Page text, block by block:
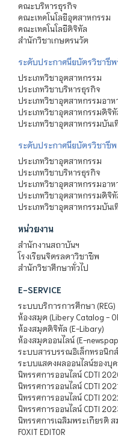
คณะบริหารธุรกิจ
คณะเทคโนโลยีอุตสาหกรรม
คณะเทคโนโลยีดิจิทัล
สำนักวิชาเกษตรนวัต
ระดับประกาศนียบัตรวิชาชีพ
ประเภทวิชาอุตสาหกรรม
ประเภทวิชาบริหารธุรกิจ
ประเภทวิชาอุตสาหกรรมอาห
ประเภทวิชาอุตสาหกรรมดิจิทั
ประเภทวิชาอุตสาหกรรมบันเ
ระดับประกาศนียบัตรวิชาชีพ
ประเภทวิชาอุตสาหกรรม
ประเภทวิชาบริหารธุรกิจ
ประเภทวิชาอุตสาหกรรมอาห
ประเภทวิชาอุตสาหกรรมดิจิทั
ประเภทวิชาอุตสาหกรรมบันเ
หน่วยงาน
สำนักงานสถาบันฯ
โรงเรียนจิตรลดาวิชาชีพ
สำนักวิชาศึกษาทั่วไป
E-SERVICE
ระบบบริการการศึกษา (REG)
ห้องสมุด (Libery Catalog -
ห้องสมุดดิจิทัล (E-Libary)
ห้องสมุดออนไลน์ (E-
ระบบสารบรรณอิเล็กทรอนิก
ระบบแสดงผลออนไลน์ของบุค
นิทรรศการออนไลน์ CDTI
นิทรรศการออนไลน์ CDTI
นิทรรศการออนไลน์ CDTI
นิทรรศการออนไลน์ CDTI
นิทรรศการเฉลิมพระเกียรติ
FOXIT EDITOR